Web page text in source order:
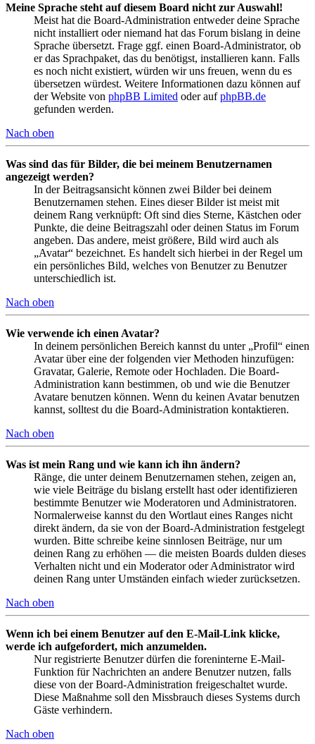
Meine Sprache steht auf diesem Board nicht zur Auswahl!
Meist hat die Board-Administration entweder deine Sprache
nicht installiert oder niemand hat das Forum bislang in deine
Sprache übersetzt. Frage ggf. einen Board-Administrator, ob
er das Sprachpaket, das du benötigst, installieren kann. Falls
es noch nicht existiert, würden wir uns freuen, wenn du es
übersetzen würdest. Weitere Informationen dazu können auf
der Website von phpBB Limited oder aufphpBB.de
gefunden werden.
Nach oben
Was sind das für Bilder, die bei meinem Benutzernamen
angezeigt werden?
In der Beitragsansicht können zwei Bilder bei deinem
Benutzernamen stehen. Eines dieser Bilder ist meist mit
deinem Rang verknüpft: Oft sind dies Sterne, Kästchen oder
Punkte, die deine Beitragszahl oder deinen Status im Forum
angeben. Das andere, meist größere, Bild wird auch als
„Avatar“ bezeichnet. Es handelt sich hierbei in der Regel um
ein persönliches Bild, welches von Benutzer zu Benutzer
unterschiedlich ist.
Nach oben
Wie verwende ich einen Avatar?
In deinem persönlichen Bereich kannst du unter „Profil“ einen
Avatar über eine der folgenden vier Methoden hinzufügen:
Gravatar, Galerie, Remote oder Hochladen. Die Board-
Administration kann bestimmen, ob und wie die Benutzer
Avatare benutzen können. Wenn du keinen Avatar benutzen
kannst, solltest du die Board-Administration kontaktieren.
Nach oben
Was ist mein Rang und wie kann ich ihn ändern?
Ränge, die unter deinem Benutzernamen stehen, zeigen an,
wie viele Beiträge du bislang erstellt hast oder identifizieren
bestimmte Benutzer wie Moderatoren und Administratoren.
Normalerweise kannst du den Wortlaut eines Ranges nicht
direkt ändern, da sie von der Board-Administration festgelegt
wurden. Bitte schreibe keine sinnlosen Beiträge, nur um
deinen Rang zu erhöhen — die meisten Boards dulden dieses
Verhalten nicht und ein Moderator oder Administrator wird
deinen Rang unter Umständen einfach wieder zurücksetzen.
Nach oben
Wenn ich bei einem Benutzer auf den E-Mail-Link klicke,
werde ich aufgefordert, mich anzumelden.
Nur registrierte Benutzer dürfen die foreninterne E-Mail-
Funktion für Nachrichten an andere Benutzer nutzen, falls
diese von der Board-Administration freigeschaltet wurde.
Diese Maßnahme soll den Missbrauch dieses Systems durch
Gäste verhindern.
Nach oben